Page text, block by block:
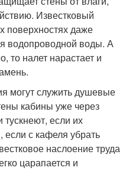
Известковый
поверхностях даже
водопроводной воды. А
то налет нарастает и
могут служить душевые
кабины уже через
если их
если с кафеля убрать
наслоение труда
царапается и